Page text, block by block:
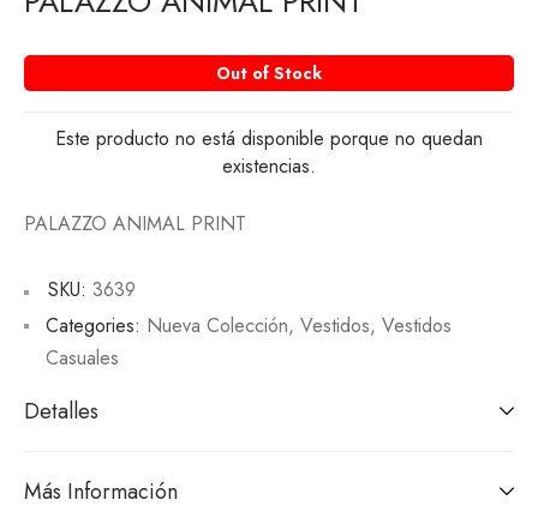
Out of Stock
Este producto no está disponible porque no quedan
existencias.
PALAZZO ANIMAL PRINT
SKU: 3639
Categories: Nueva Colección, Vestidos, Vestidos
Casuales
Detalles
Más Información